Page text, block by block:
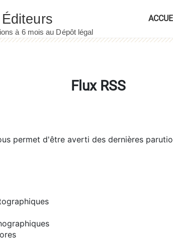
Flux RSS
permet d'être averti des dernières